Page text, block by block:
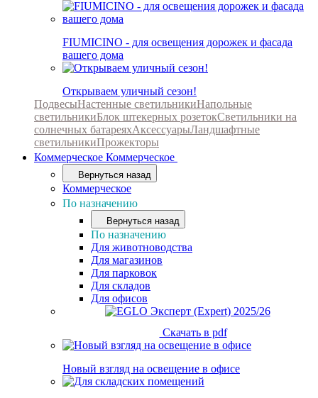
FIUMICINO - для освещения дорожек и фасада
вашего дома
Открываем уличный сезон!
ПодвесыНастенные светильникиНапольные
светильникиБлок штекерных розетокСветильники на
солнечных батареяхАксессуарыЛандшафтные
светильникиПрожекторы
Коммерческое Коммерческое
Вернуться назад
Коммерческое
По назначению
Вернуться назад
По назначению
Для животноводства
Для магазинов
Для парковок
Для складов
Для офисов
Скачать в pdf
Новый взгляд на освещение в офисе